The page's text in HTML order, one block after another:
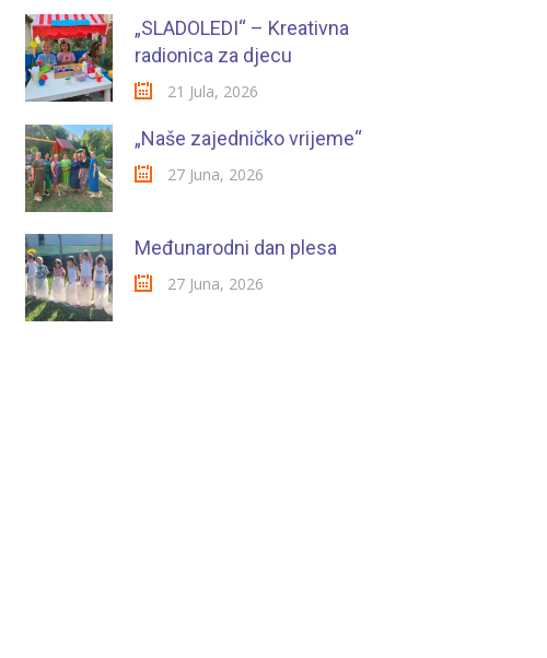
„SLADOLEDI“ – Kreativna
radionica za djecu
21 Jula, 2026
„Naše zajedničko vrijeme“
27 Juna, 2026
Međunarodni dan plesa
27 Juna, 2026